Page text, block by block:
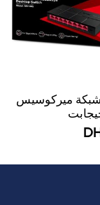
ميركوسيس